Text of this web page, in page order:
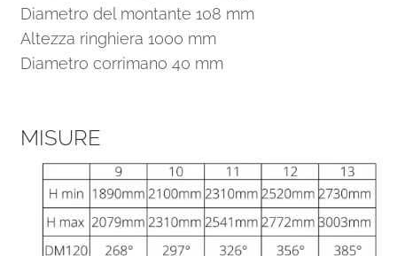
Diametro del montante 108 mm
Altezza ringhiera 1000 mm
Diametro corrimano 40 mm
MISURE